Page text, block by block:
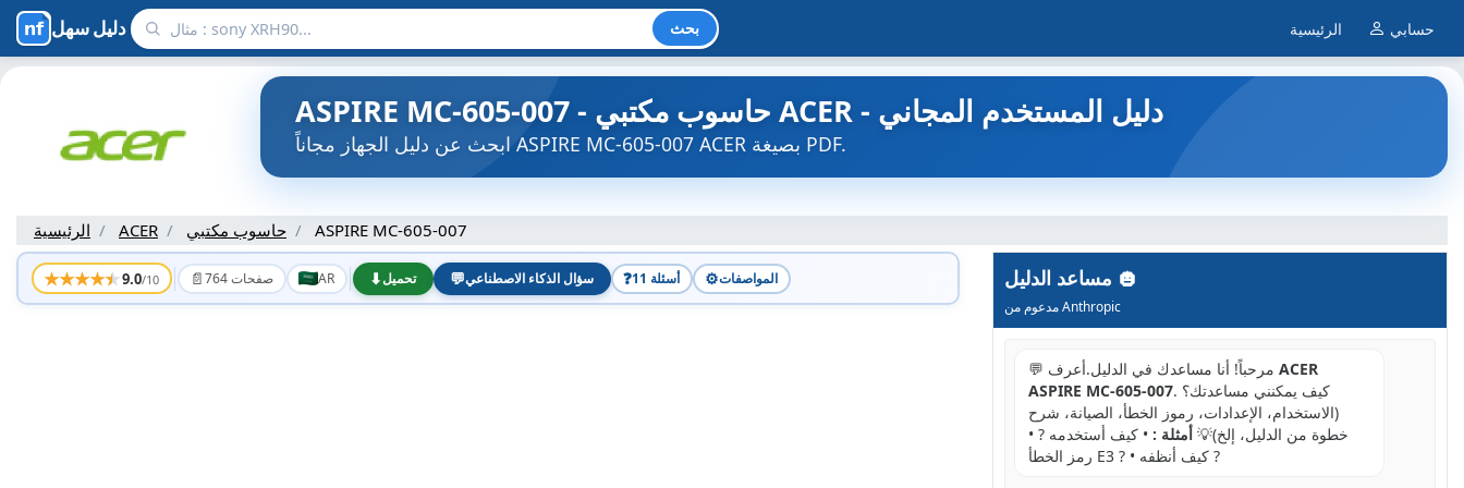
دليل سهل بحث الرئيسية حسابي
ASPIRE MC-605-007 - حاسوب مكتبي ACER - دليل المستخدم المجاني
ابحث عن دليل الجهاز مجاناً ASPIRE MC-605-007 ACER بصيغة PDF.
الرئيسية ACER حاسوب مكتبي ASPIRE MC-605-007
★★★★★9.0/10 📄 764 صفحات AR ⬇تحميل 💬سؤال الذكاء الاصطناعي ❓ 11 أسئلة ⚙️المواصفات
مدعوم من Anthropic
💬 مرحباً! أنا مساعدك في الدليل.أعرف ACER
ASPIRE MC-605-007. كيف يمكنني مساعدتك؟
(الاستخدام، الإعدادات، رموز الخطأ، الصيانة، شرح
خطوة من الدليل، إلخ)💡 أمثلة : • كيف أستخدمه ? •
رمز الخطأ E3 ? • كيف أنظفه ?